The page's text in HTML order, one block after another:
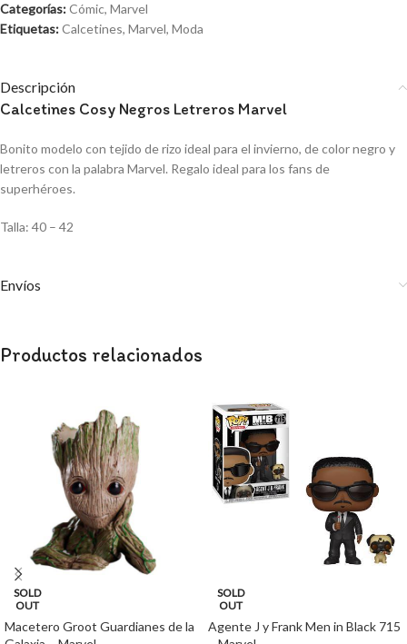
Categorías:Cómic, Marvel
Etiquetas:Calcetines, Marvel, Moda
Descripción
Calcetines Cosy Negros Letreros Marvel
Bonito modelo con tejido de rizo ideal para el invierno, de color negro y
letreros con la palabra Marvel. Regalo ideal para los fans de
superhéroes.
Talla: 40 – 42
Envíos
Productos relacionados
SOLD
OUT
Macetero Groot Guardianes de la
SOLD
OUT
Agente J y Frank Men in Black 715